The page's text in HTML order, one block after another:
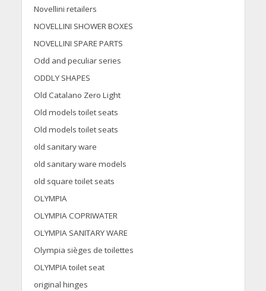
Novellini retailers
NOVELLINI SHOWER BOXES
NOVELLINI SPARE PARTS
Odd and peculiar series
ODDLY SHAPES
Old Catalano Zero Light
Old models toilet seats
Old models toilet seats
old sanitary ware
old sanitary ware models
old square toilet seats
OLYMPIA
OLYMPIA COPRIWATER
OLYMPIA SANITARY WARE
Olympia sièges de toilettes
OLYMPIA toilet seat
original hinges